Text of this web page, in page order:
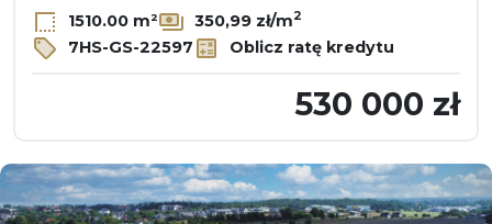
1510.00 m² 350,99 zł/m2
7HS-GS-22597 Oblicz ratę kredytu
530 000 zł